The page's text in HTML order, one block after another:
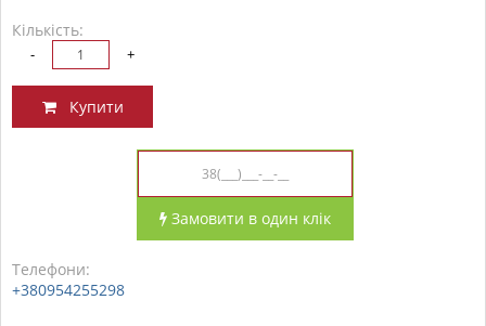
Кількість:
- +
Купити
Замовити в один клік
Телефони:
+380954255298